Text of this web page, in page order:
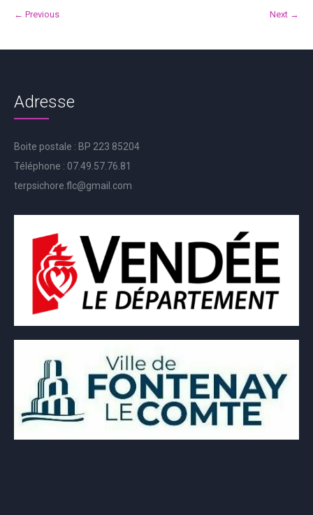
← Previous Next →
Adresse
Boite postale : BP 223 85204
Téléphone : 07.49.57.76.81
terpsichore.flc@gmail.com